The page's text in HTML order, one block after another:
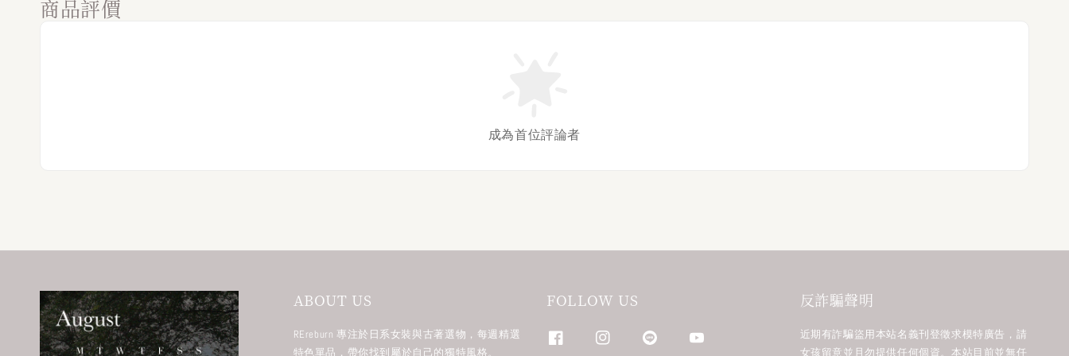
商品評價
成為首位評論者
ABOUT US
REreburn 專注於日系女裝與古著選物，每週精選
特色單品，帶你找到屬於自己的獨特風格。
FOLLOW US 反詐騙聲明
近期有詐騙盜用本站名義刊登徵求模特廣告，請
女孩留意並且勿提供任何個資。本站目前並無任